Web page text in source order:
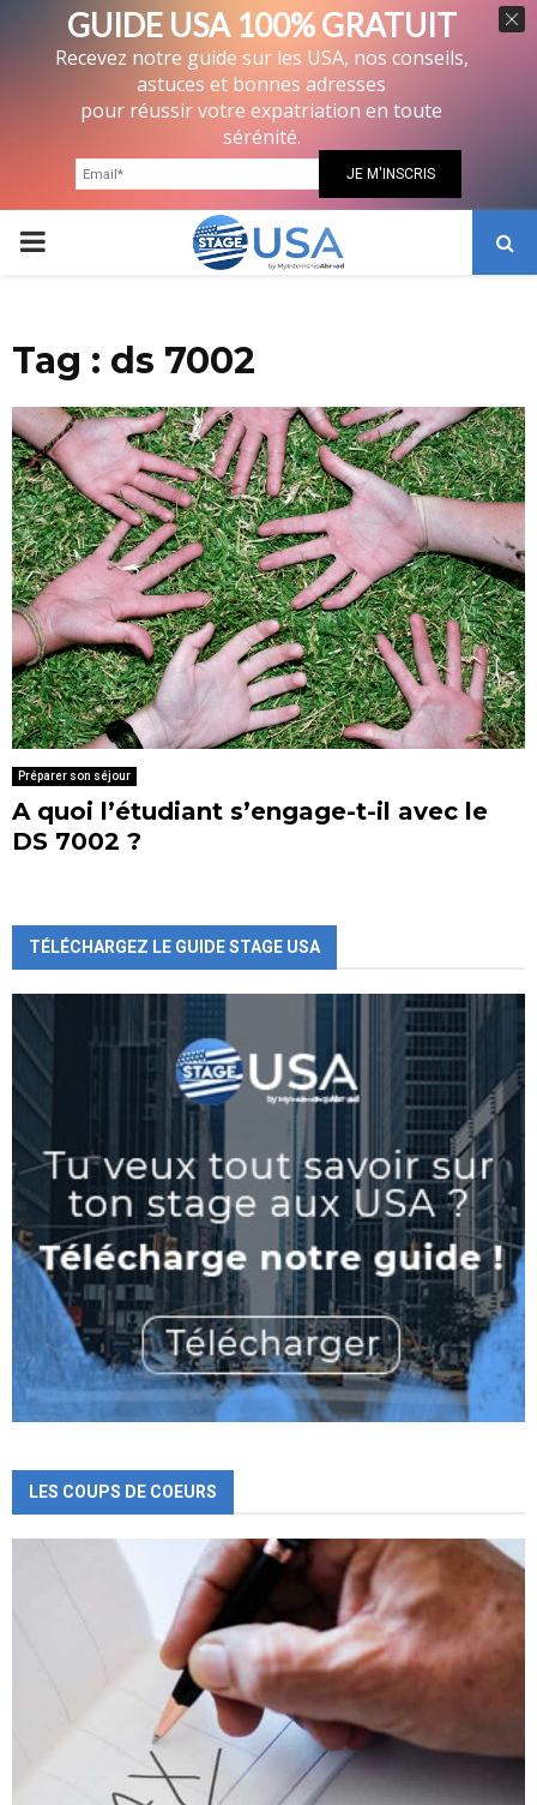
PRIMARY
Tag : ds 7002
Préparer son séjour
A quoi l’étudiant s’engage-t-il avec le
DS 7002 ?
TÉLÉCHARGEZ LE GUIDE STAGE USA
LES COUPS DE COEURS
GUIDE USA 100% GRATUIT
Recevez notre guide sur les USA, nos conseils,
astuces et bonnes adresses
pour réussir votre expatriation en toute
sérénité.